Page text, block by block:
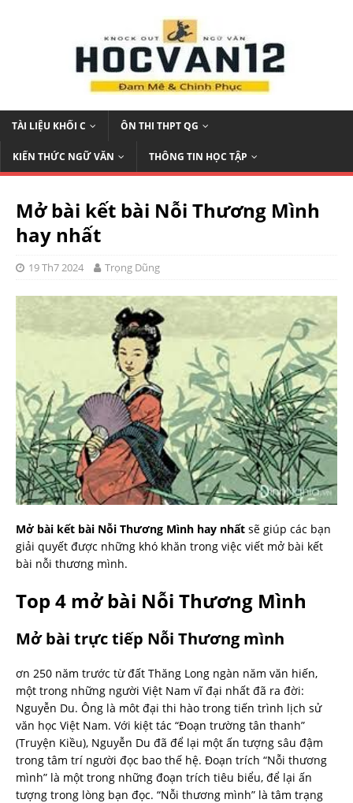
TÀI LIỆU KHỐI C ÔN THI THPT QG
KIẾN THỨC NGỮ VĂN THÔNG TIN HỌC TẬP
Mở bài kết bài Nỗi Thương Mình
hay nhất
19 Th7 2024 Trọng Dũng
Mở bài kết bài Nỗi Thương Mình hay nhất sẽ giúp các bạn
giải quyết được những khó khăn trong việc viết mở bài kết
bài nỗi thương mình.
Top 4 mở bài Nỗi Thương Mình
Mở bài trực tiếp Nỗi Thương mình
ơn 250 năm trước từ đất Thăng Long ngàn năm văn hiến,
một trong những người Việt Nam vĩ đại nhất đã ra đời:
Nguyễn Du. Ông là môt đại thi hào trong tiến trình lịch sử
văn học Việt Nam. Với kiệt tác “Đoạn trường tân thanh”
(Truyện Kiều), Nguyễn Du đã để lại một ấn tượng sâu đậm
trong tâm trí người đọc bao thế hệ. Đoạn trích “Nỗi thương
mình” là một trong những đoạn trích tiêu biểu, để lại ấn
tượng trong lòng bạn đọc. “Nỗi thương mình” là tâm trạng